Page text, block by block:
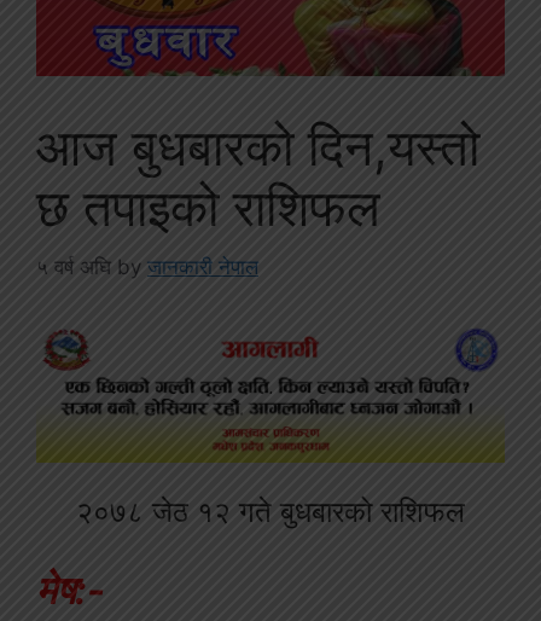
आज बुधबारको दिन,यस्तो
छ तपाइको राशिफल
५ वर्ष अघि by जानकारी नेपाल
२०७८ जेठ १२ गते बुधबारको राशिफल
मेष:-